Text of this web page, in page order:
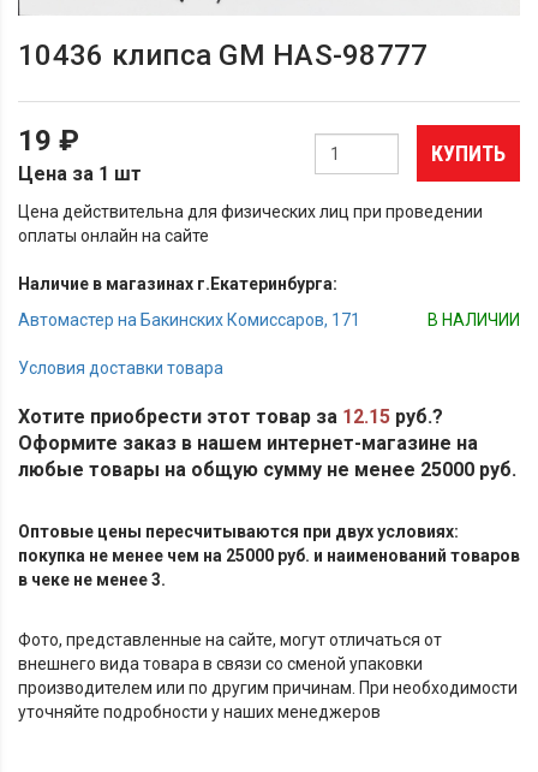
10436 клипса GM HAS-98777
19 ₽
Цена за 1 шт
КУПИТЬ
Цена действительна для физических лиц при проведении
оплаты онлайн на сайте
Наличие в магазинах г.Екатеринбурга:
Автомастер на Бакинских Комиссаров, 171
В НАЛИЧИИ
Условия доставки товара
Хотите приобрести этот товар за 12.15 руб.?
Оформите заказ в нашем интернет-магазине на
любые товары на общую сумму не менее 25000 руб.
Оптовые цены пересчитываются при двух условиях:
покупка не менее чем на 25000 руб. и наименований товаров
в чеке не менее 3.
Фото, представленные на сайте, могут отличаться от
внешнего вида товара в связи со сменой упаковки
производителем или по другим причинам. При необходимости
уточняйте подробности у наших менеджеров